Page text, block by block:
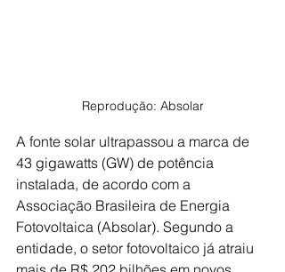
Reprodução: Absolar
A fonte solar ultrapassou a marca de
43 gigawatts (GW) de potência
instalada, de acordo com a
Associação Brasileira de Energia
Fotovoltaica (Absolar). Segundo a
entidade, o setor fotovoltaico já atraiu